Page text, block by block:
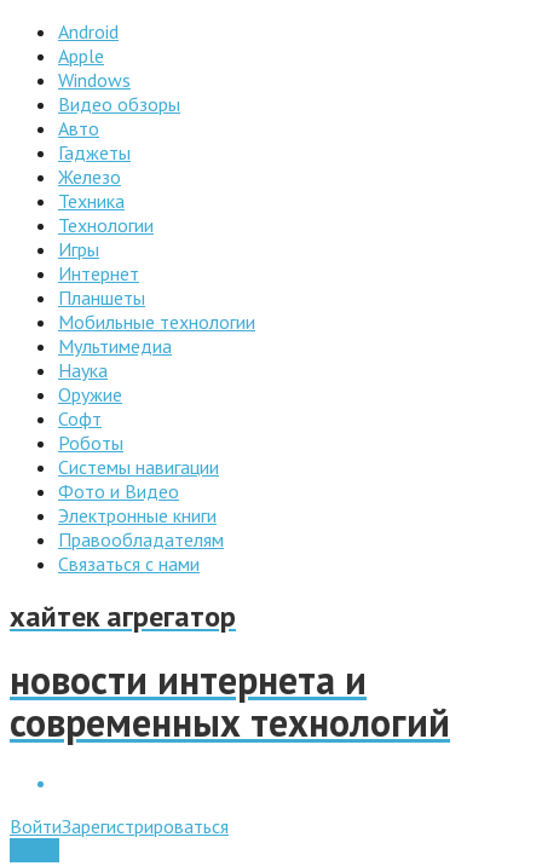
Android
Apple
Windows
Видео обзоры
Авто
Гаджеты
Железо
Техника
Технологии
Игры
Интернет
Планшеты
Мобильные технологии
Мультимедиа
Наука
Оружие
Софт
Роботы
Системы навигации
Фото и Видео
Электронные книги
Правообладателям
Связаться с нами
хайтек агрегатор
новости интернета и
современных технологий
ВойтиЗарегистрироваться